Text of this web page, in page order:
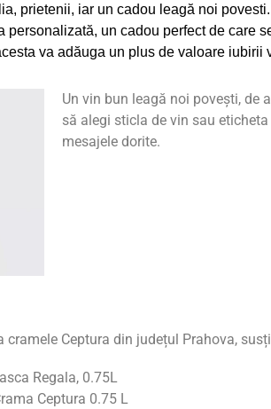
prietenii, iar un cadou leagă noi povesti
personalizată, un cadou perfect de care
va adăuga un plus de valoare iubirii
Un vin bun leagă noi povești, de
să alegi sticla de vin sau
mesajele dorite.
Ceptura din județul Prahova,
Regala, 0.75L
Ceptura 0.75 L